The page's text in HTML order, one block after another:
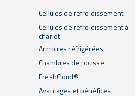
Cellules de refroidissement
Cellules de refroidissement à
chariot
Armoires réfrigérées
Chambres de pousse
FreshCloud®
Avantages et bénéfices